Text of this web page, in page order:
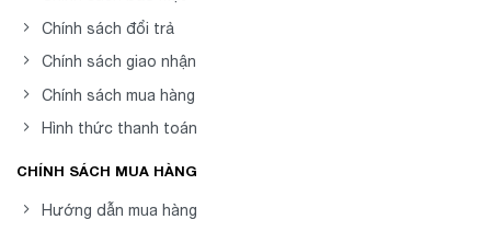
Chính sách đổi trả
Chính sách giao nhận
Chính sách mua hàng
Hình thức thanh toán
CHÍNH SÁCH MUA HÀNG
Hướng dẫn mua hàng